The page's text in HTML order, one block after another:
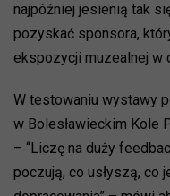
najpóźniej jesienią tak
pozyskać sponsora,
ekspozycji muzealnej w
W testowaniu wystawy
w Bolesławieckim Kole
– “Liczę na duży
poczują, co usłyszą, co